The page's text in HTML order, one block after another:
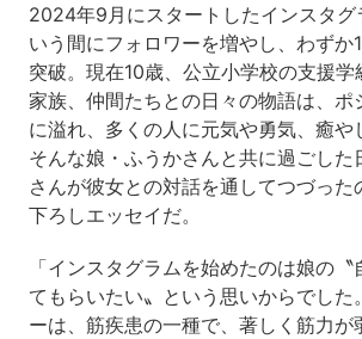
2024年9月にスタートしたインスタグ
いう間にフォロワーを増やし、わずか
突破。現在10歳、公立小学校の支援学
家族、仲間たちとの日々の物語は、ポ
に溢れ、多くの人に元気や勇気、癒や
そんな娘・ふうかさんと共に過ごした
さんが彼女との対話を通してつづった
下ろしエッセイだ。
「インスタグラムを始めたのは娘の
てもらいたい〟という思いからでした
ーは、筋疾患の一種で、著しく筋力が